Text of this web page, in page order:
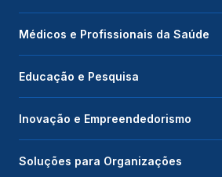
Médicos e Profissionais da Saúde
Educação e Pesquisa
Inovação e Empreendedorismo
Soluções para Organizações